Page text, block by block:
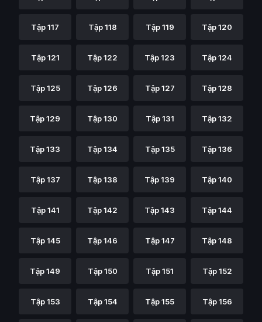
Tập 117 Tập 118 Tập 119 Tập 120
Tập 121 Tập 122 Tập 123 Tập 124
Tập 125 Tập 126 Tập 127 Tập 128
Tập 129 Tập 130 Tập 131 Tập 132
Tập 133 Tập 134 Tập 135 Tập 136
Tập 137 Tập 138 Tập 139 Tập 140
Tập 141 Tập 142 Tập 143 Tập 144
Tập 145 Tập 146 Tập 147 Tập 148
Tập 149 Tập 150 Tập 151 Tập 152
Tập 153 Tập 154 Tập 155 Tập 156